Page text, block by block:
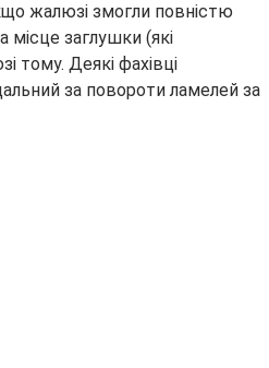
жалюзі змогли повністю
місце заглушки (які
тому. Деякі фахівці
за повороти ламелей за